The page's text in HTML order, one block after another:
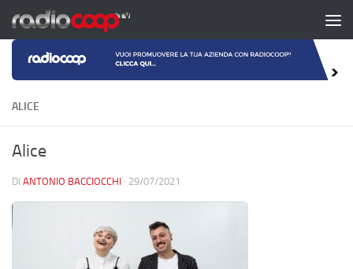
Salta al contenuto
ALICE
Alice
DI ANTONIO BACCIOCCHI · 29/07/2021